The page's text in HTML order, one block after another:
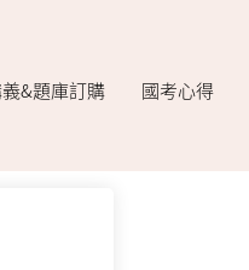
&題庫訂購 國考心得